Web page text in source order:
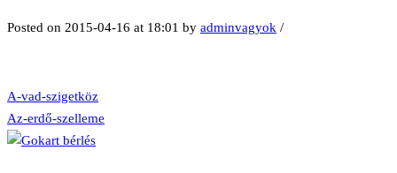
Posted on 2015-04-16 at 18:01 by adminvagyok /
A-vad-szigetköz
Az-erdő-szelleme